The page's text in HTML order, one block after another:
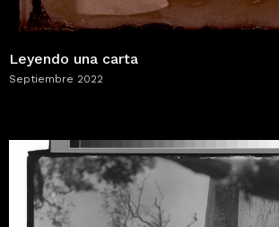
Leyendo una carta
Septiembre 2022